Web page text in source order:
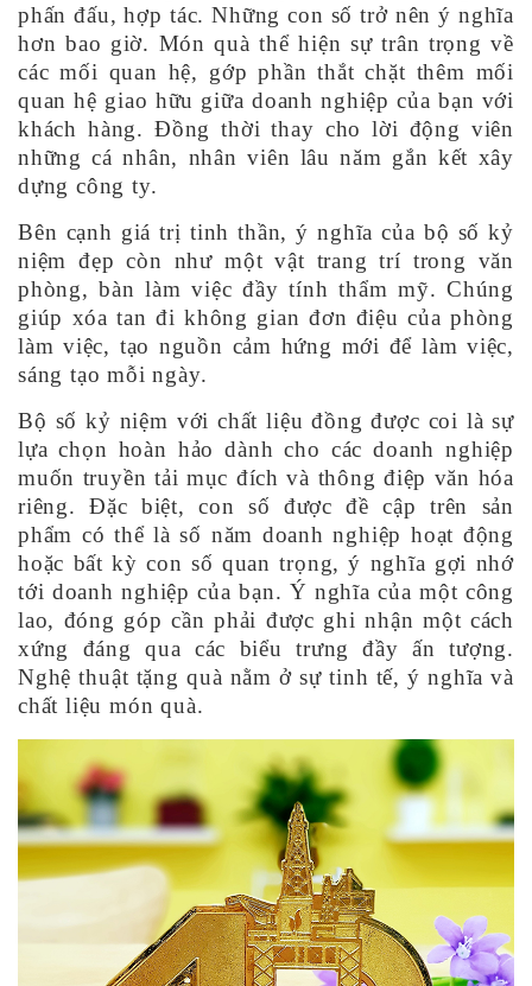
phấn đấu, hợp tác. Những con số trở nên ý nghĩa
hơn bao giờ. Món quà thể hiện sự trân trọng về
các mối quan hệ, gớp phần thắt chặt thêm mối
quan hệ giao hữu giữa doanh nghiệp của bạn với
khách hàng. Đồng thời thay cho lời động viên
những cá nhân, nhân viên lâu năm gắn kết xây
dựng công ty.
Bên cạnh giá trị tinh thần, ý nghĩa của bộ số kỷ
niệm đẹp còn như một vật trang trí trong văn
phòng, bàn làm việc đầy tính thẩm mỹ. Chúng
giúp xóa tan đi không gian đơn điệu của phòng
làm việc, tạo nguồn cảm hứng mới để làm việc,
sáng tạo mỗi ngày.
Bộ số kỷ niệm với chất liệu đồng được coi là sự
lựa chọn hoàn hảo dành cho các doanh nghiệp
muốn truyền tải mục đích và thông điệp văn hóa
riêng. Đặc biệt, con số được đề cập trên sản
phẩm có thể là số năm doanh nghiệp hoạt động
hoặc bất kỳ con số quan trọng, ý nghĩa gợi nhớ
tới doanh nghiệp của bạn. Ý nghĩa của một công
lao, đóng góp cần phải được ghi nhận một cách
xứng đáng qua các biểu trưng đầy ấn tượng.
Nghệ thuật tặng quà nằm ở sự tinh tế, ý nghĩa và
chất liệu món quà.